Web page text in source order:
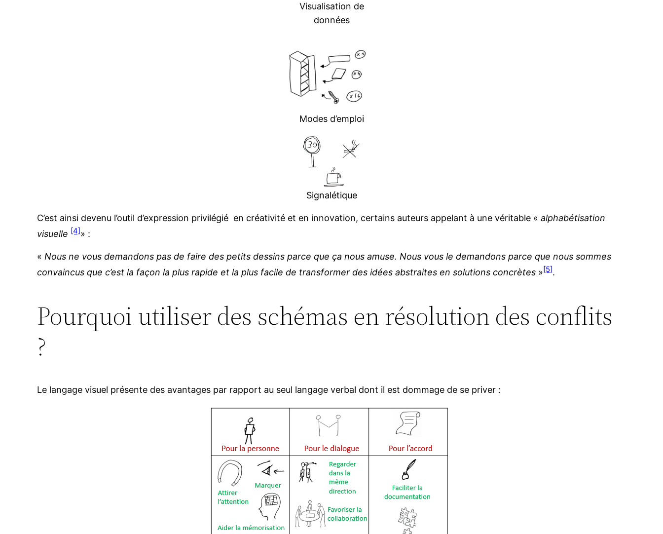
Visualisation de
données
Modes d’emploi
Signalétique
C’est ainsi devenu l’outil d’expression privilégié en créativité et en innovation, certains auteurs appelant à une véritable «alphabétisation
visuelle [4]» :
« Nous ne vous demandons pas de faire des petits dessins parce que ça nous amuse. Nous vous le demandons parce que nous sommes
convaincus que c’est la façon la plus rapide et la plus facile de transformer des idées abstraites en solutions concrètes »[5].
Pourquoi utiliser des schémas en résolution des conflits
?
Le langage visuel présente des avantages par rapport au seul langage verbal dont il est dommage de se priver :